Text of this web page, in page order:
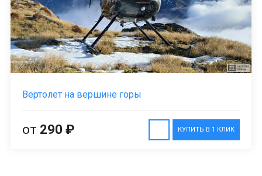
Вертолет на вершине горы
КУПИТЬ В 1 КЛИК
от 290 ₽